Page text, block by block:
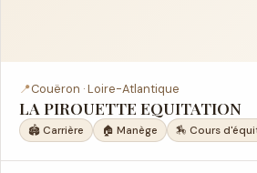
📍Couëron · Loire-Atlantique
LA PIROUETTE EQUITATION
🏟️ Carrière 🏠 Manège 🏇 Cours